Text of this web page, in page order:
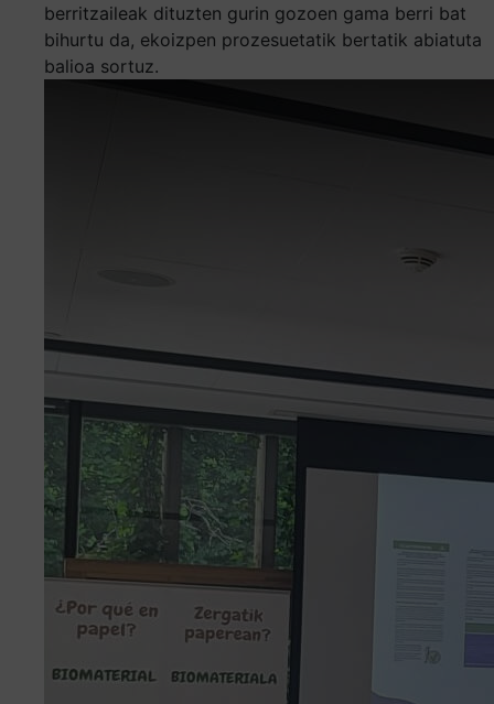
berritzaileak dituzten gurin gozoen gama berri bat
bihurtu da, ekoizpen prozesuetatik bertatik abiatuta
balioa sortuz.